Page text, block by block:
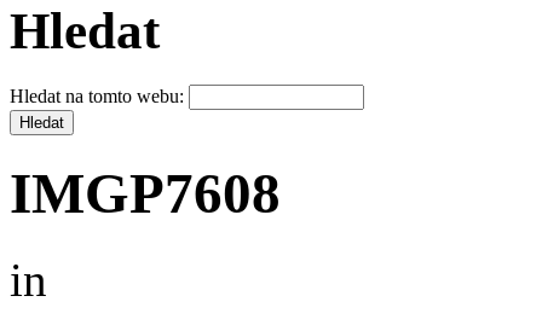
Hledat
Hledat na tomto webu:
IMGP7608
in